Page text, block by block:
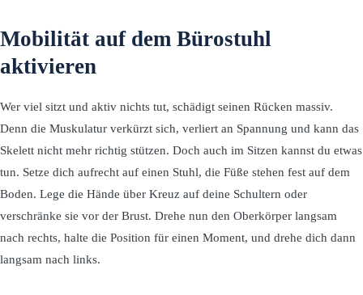
Mobilität auf dem Bürostuhl
aktivieren
Wer viel sitzt und aktiv nichts tut, schädigt seinen Rücken massiv.
Denn die Muskulatur verkürzt sich, verliert an Spannung und kann das
Skelett nicht mehr richtig stützen. Doch auch im Sitzen kannst du etwas
tun. Setze dich aufrecht auf einen Stuhl, die Füße stehen fest auf dem
Boden. Lege die Hände über Kreuz auf deine Schultern oder
verschränke sie vor der Brust. Drehe nun den Oberkörper langsam
nach rechts, halte die Position für einen Moment, und drehe dich dann
langsam nach links.